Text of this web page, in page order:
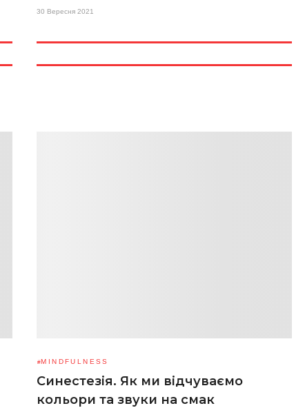
30 Вересня 2021
MINDFULNESS
Синестезія. Як ми відчуваємо
кольори та звуки на смак